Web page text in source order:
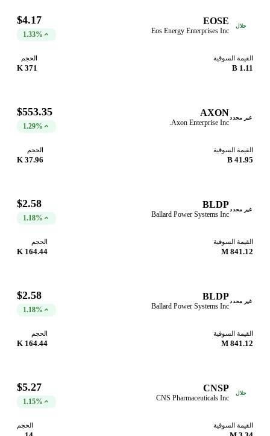
حلال EOSE
Eos Energy Enterprises Inc
$4.17
1.33%
القيمة السوقية
1.11 B
الحجم
371 K
غير محدد AXON
Axon Enterprise Inc.
$553.35
1.29%
القيمة السوقية
41.95 B
الحجم
37.96 K
غير محدد BLDP
Ballard Power Systems Inc
$2.58
1.18%
القيمة السوقية
841.12 M
الحجم
164.44 K
غير محدد BLDP
Ballard Power Systems Inc
$2.58
1.18%
القيمة السوقية
841.12 M
الحجم
164.44 K
حلال CNSP
CNS Pharmaceuticals Inc
$5.27
1.15%
القيمة السوقية الحجم